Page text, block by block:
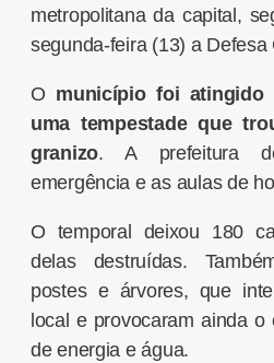
metropolitana da capital,
segunda-feira (13) a Defesa
O município foi atingido
uma tempestade que
granizo. A prefeitura
emergência e as aulas de
O temporal deixou 180
delas destruídas.
postes e árvores, que
local e provocaram ainda
de energia e água.